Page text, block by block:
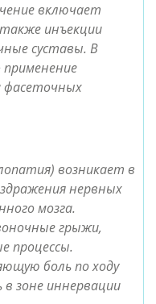
включает
инъекции
суставы. В
фасеточных
возникает в
нервных
мозга.
грыжи,
процессы.
боль по ходу
в зоне иннервации